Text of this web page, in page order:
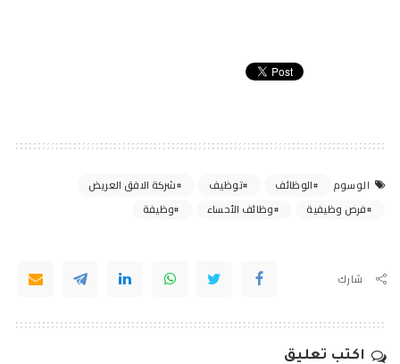
الوسوم الوظائف توظيف
شركة الافق العريض
فرص وظيفية
وظائف الأحساء وظيفة
شارك
اكتب تعليق